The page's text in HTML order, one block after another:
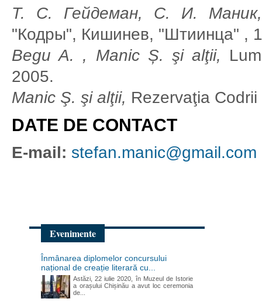
Т. С. Гейдеман, С. И.
"Кодры", Кишинев, "Штиинца" ,
Begu A. , Manic Ș. şi alţii,
2005.
Manic Ş. şi alţii, Rezervaţia
DATE DE CONTACT
E-mail: stefan.manic@gmail.com
Evenimente
Înmânarea diplomelor concursului
național de creație literară cu...
Astăzi, 22 iulie 2020, în Muzeul de Istorie
a orașului Chișinău a avut loc ceremonia
de...